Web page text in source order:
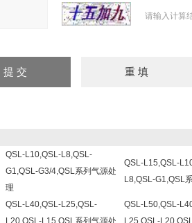
请输入计算
QSL-L10,QSL-L8,QSL-
G1,QSL-G3/4,QSL系列气源处
理
QSL-L15,QSL-
L8,QSL-G1,QSL
QSL-L40,QSL-L25,QSL-
L20,QSL-L15,QSL系列气源处
QSL-L50,QSL-
L25,QSL-